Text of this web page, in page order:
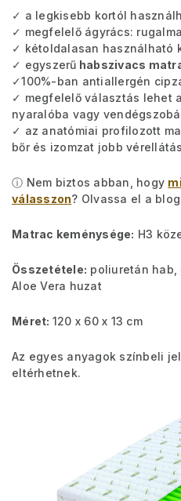
✓ a legkisebb kortól
✓ megfelelő ágyrács:
✓ kétoldalasan használható
✓ egyszerű habszivacs
✓100%-ban antiallergén
✓ megfelelő választás lehet
nyaralóba vagy
✓ az anatómiai profilozott
bőr és izomzat jobb
ⓘ Nem biztos abban, hogy
válasszon? Olvassa el a
Matrac keménysége: H3
Összetétele: poliuretán hab,
Aloe Vera huzat
Méret: 120 x 60 x 13 cm
Az egyes anyagok színbeli
eltérhetnek.